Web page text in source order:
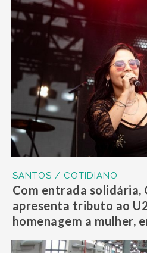
SANTOS / COTIDIANO
Com entrada solidária,
apresenta tributo ao
homenagem a mulher,